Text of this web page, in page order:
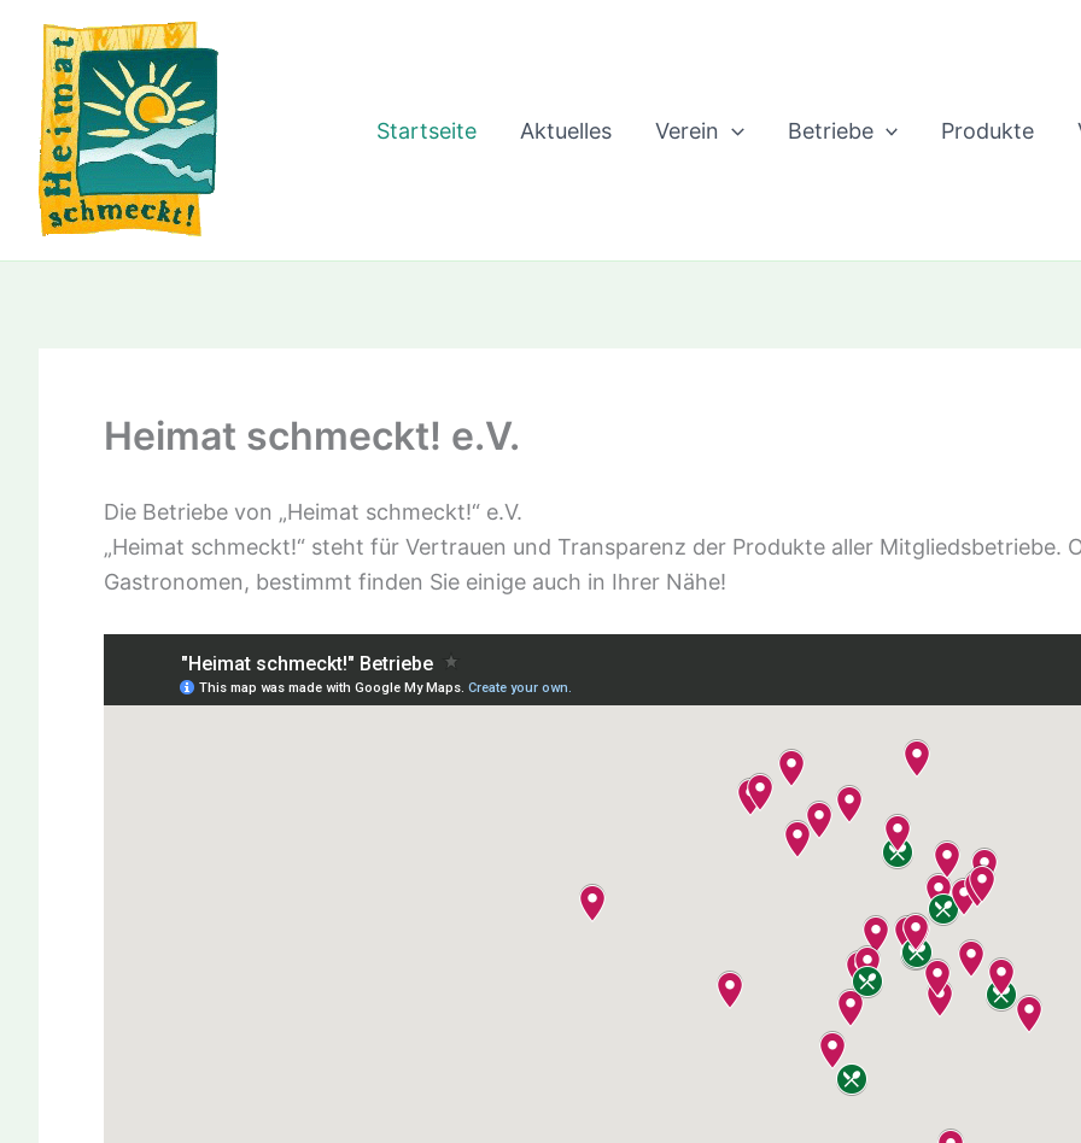
Inhalt
springen
Startseite
Aktuelles Verein Betriebe Produkte
Heimat schmeckt! e.V.
Die Betriebe von „Heimat schmeckt!“ e.V.
„Heimat schmeckt!“ steht für Vertrauen und Transparenz der Produkte aller Mitgliedsbetriebe.
Gastronomen, bestimmt finden Sie einige auch in Ihrer Nähe!